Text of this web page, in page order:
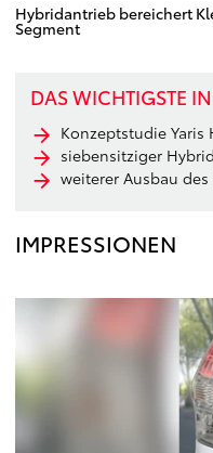
Hybridantrieb bereichert
Segment
DAS WICHTIGSTE
Konzeptstudie Yaris
siebensitziger
weiterer Ausbau
IMPRESSIONEN